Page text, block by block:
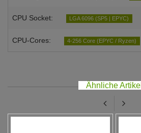
CPU Socket: LGA 6096 (SP5 | EPYC)
CPU-Cores: 4-256 Core (EPYC / Ryzen)
Ähnliche Artikel